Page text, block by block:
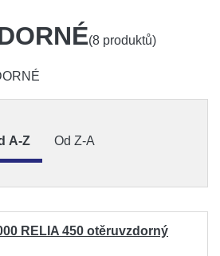
(8 produktů)
A-Z Od Z-A
RELIA 450 otěruvzdorný